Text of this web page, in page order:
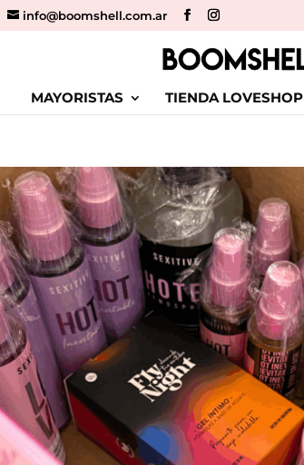
info@boomshell.com.ar
MAYORISTAS TIENDA LOVESHOP